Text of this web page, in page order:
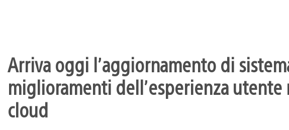
Arriva oggi l’aggiornamento di
miglioramenti dell’esperienza
cloud